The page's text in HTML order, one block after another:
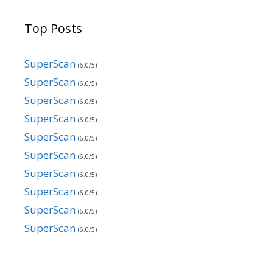
Top Posts
SuperScan (6.0/5)
SuperScan (6.0/5)
SuperScan (6.0/5)
SuperScan (6.0/5)
SuperScan (6.0/5)
SuperScan (6.0/5)
SuperScan (6.0/5)
SuperScan (6.0/5)
SuperScan (6.0/5)
SuperScan (6.0/5)